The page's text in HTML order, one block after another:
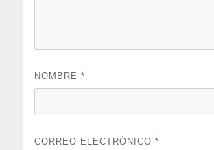
NOMBRE*
CORREO ELECTRÓNICO*